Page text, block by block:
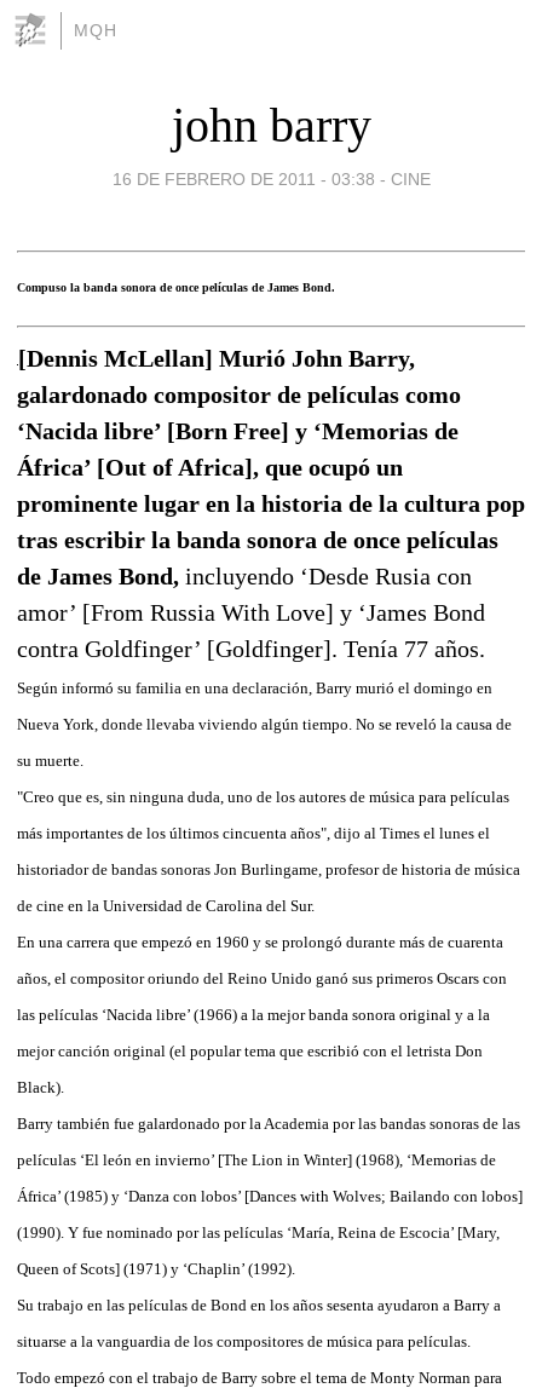
MQH
john barry
16 DE FEBRERO DE 2011 - 03:38 - CINE
Compuso la banda sonora de once películas de James Bond.
[Dennis McLellan] Murió John Barry,
galardonado compositor de películas como
‘Nacida libre’ [Born Free] y ‘Memorias de
África’ [Out of Africa], que ocupó un
prominente lugar en la historia de la cultura pop
tras escribir la banda sonora de once películas
de James Bond, incluyendo ‘Desde Rusia con
amor’ [From Russia With Love] y ‘James Bond
contra Goldfinger’ [Goldfinger]. Tenía 77 años.
Según informó su familia en una declaración, Barry murió el domingo en
Nueva York, donde llevaba viviendo algún tiempo. No se reveló la causa de
su muerte.
"Creo que es, sin ninguna duda, uno de los autores de música para películas
más importantes de los últimos cincuenta años", dijo al Times el lunes el
historiador de bandas sonoras Jon Burlingame, profesor de historia de música
de cine en la Universidad de Carolina del Sur.
En una carrera que empezó en 1960 y se prolongó durante más de cuarenta
años, el compositor oriundo del Reino Unido ganó sus primeros Oscars con
las películas ‘Nacida libre’ (1966) a la mejor banda sonora original y a la
mejor canción original (el popular tema que escribió con el letrista Don
Black).
Barry también fue galardonado por la Academia por las bandas sonoras de las
películas ‘El león en invierno’ [The Lion in Winter] (1968), ‘Memorias de
África’ (1985) y ‘Danza con lobos’ [Dances with Wolves; Bailando con lobos]
(1990). Y fue nominado por las películas ‘María, Reina de Escocia’ [Mary,
Queen of Scots] (1971) y ‘Chaplin’ (1992).
Su trabajo en las películas de Bond en los años sesenta ayudaron a Barry a
situarse a la vanguardia de los compositores de música para películas.
Todo empezó con el trabajo de Barry sobre el tema de Monty Norman para